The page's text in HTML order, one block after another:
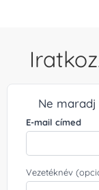
Ne
E-mail címed
Vezetéknév